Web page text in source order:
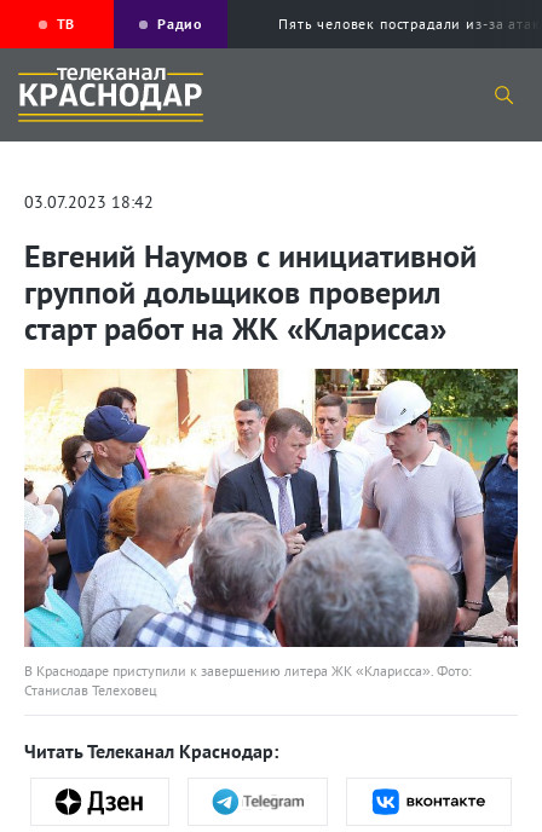
ТВ Радио Пять человек пострадали из-за
03.07.2023 18:42
Евгений Наумов с инициативной
группой дольщиков проверил
старт работ на ЖК «Кларисса»
В Краснодаре приступили к завершению литера ЖК «Кларисса». Фото:
Станислав Телеховец
Читать Телеканал Краснодар: